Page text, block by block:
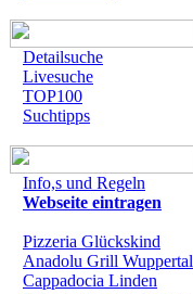
Detailsuche
Livesuche
TOP100
Suchtipps
Info,s und Regeln
Webseite eintragen
Pizzeria Glückskind
Anadolu Grill Wuppertal
Cappadocia Linden